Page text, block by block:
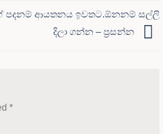
පදනම් ආයතනය ඉවතට.ඕනනම් සල්ලි
දිලා ගන්න – ප්‍රසන්න
*